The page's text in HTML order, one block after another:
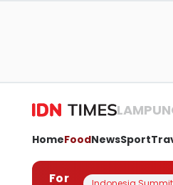
HomeFoodNewsSport
For